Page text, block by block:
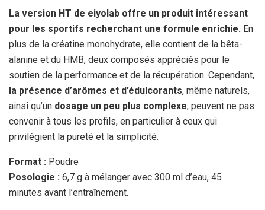
La version HT de eiyolab offre un produit intéressant
pour les sportifs recherchant une formule enrichie. En
plus de la créatine monohydrate, elle contient de la bêta-
alanine et du HMB, deux composés appréciés pour le
soutien de la performance et de la récupération. Cependant,
la présence d’arômes et d’édulcorants, même naturels,
ainsi qu’un dosage un peu plus complexe, peuvent ne pas
convenir à tous les profils, en particulier à ceux qui
privilégient la pureté et la simplicité.
Format : Poudre
Posologie : 6,7 g à mélanger avec 300 ml d’eau, 45
minutes avant l’entraînement.